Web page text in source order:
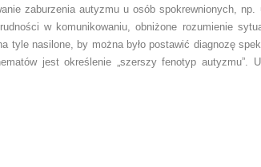
zaburzenia autyzmu u osób spokrewnionych,
w komunikowaniu, obniżone rozumienie
tyle nasilone, by można było postawić diagnozę
jest określenie „szerszy fenotyp autyzmu”.